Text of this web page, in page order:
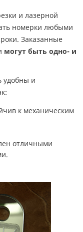
номерки любыми
Заказанные
могут быть одно- и
удобны и
к механическим
отличными